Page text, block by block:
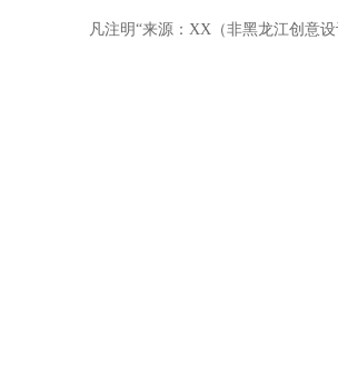
凡注明“来源：XX（非黑龙江创意